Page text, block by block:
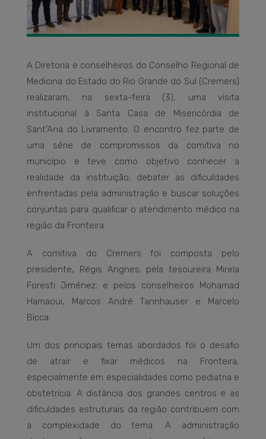
A Diretoria e conselheiros do Conselho Regional de
Medicina do Estado do Rio Grande do Sul (Cremers)
realizaram, na sexta-feira (3), uma visita
institucional à Santa Casa de Misericórdia de
Sant’Ana do Livramento. O encontro fez parte de
uma série de compromissos da comitiva no
município e teve como objetivo conhecer a
realidade da instituição, debater as dificuldades
enfrentadas pela administração e buscar soluções
conjuntas para qualificar o atendimento médico na
região da Fronteira.
A comitiva do Cremers foi composta pelo
presidente, Régis Angnes; pela tesoureira Mirela
Foresti Jiménez; e pelos conselheiros Mohamad
Hamaoui, Marcos André Tannhauser e Marcelo
Bicca.
Um dos principais temas abordados foi o desafio
de atrair e fixar médicos na Fronteira,
especialmente em especialidades como pediatria e
obstetrícia. A distância dos grandes centros e as
dificuldades estruturais da região contribuem com
a complexidade do tema. A administração